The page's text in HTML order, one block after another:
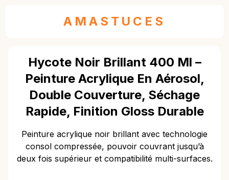
AMASTUCES
Hycote Noir Brillant 400 Ml –
Peinture Acrylique En Aérosol,
Double Couverture, Séchage
Rapide, Finition Gloss Durable
Peinture acrylique noir brillant avec technologie
consol compressée, pouvoir couvrant jusqu’à
deux fois supérieur et compatibilité multi-surfaces.